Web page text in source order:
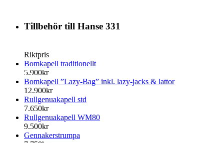
Tillbehör till Hanse 331
Riktpris
Bomkapell traditionellt
5.900kr
Bomkapell ”Lazy-Bag” inkl. lazy-jacks & lattor
12.900kr
Rullgenuakapell std
7.650kr
Rullgenuakapell WM80
9.500kr
Gennakerstrumpa